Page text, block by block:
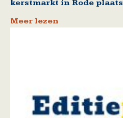
kerstmarkt in Rode plaats
Meer lezen